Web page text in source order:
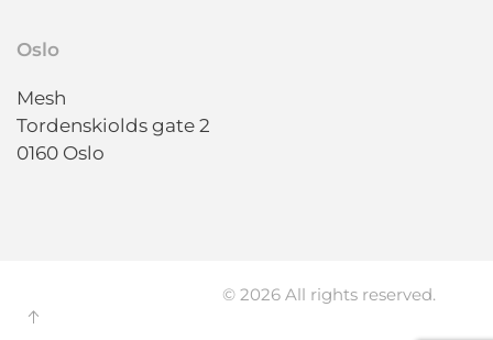
Oslo
Mesh
Tordenskiolds gate 2
0160 Oslo
© 2026 All rights reserved.